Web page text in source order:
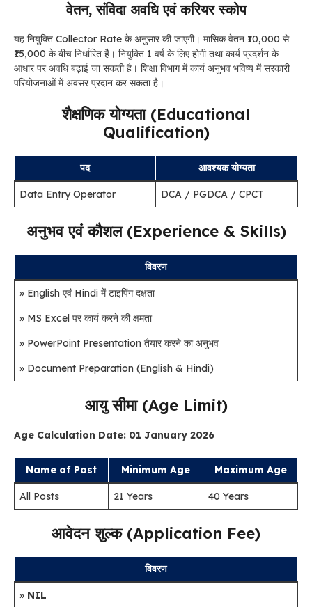
वेतन, संविदा अवधि एवं करियर स्कोप
यह नियुक्ति Collector Rate के अनुसार की जाएगी। मासिक वेतन ₹10,000 से
₹15,000 के बीच निर्धारित है। नियुक्ति 1 वर्ष के लिए होगी तथा कार्य प्रदर्शन के
आधार पर अवधि बढ़ाई जा सकती है। शिक्षा विभाग में कार्य अनुभव भविष्य में सरकारी
परियोजनाओं में अवसर प्रदान कर सकता है।
शैक्षणिक योग्यता (Educational
Qualification)
पद आवश्यक योग्यता
Data Entry Operator DCA / PGDCA / CPCT
अनुभव एवं कौशल (Experience & Skills)
विवरण
» English एवं Hindi में टाइपिंग दक्षता
» MS Excel पर कार्य करने की क्षमता
» PowerPoint Presentation तैयार करने का अनुभव
» Document Preparation (English & Hindi)
आयु सीमा (Age Limit)
Age Calculation Date: 01 January 2026
Name of Post Minimum Age Maximum Age
All Posts 21 Years 40 Years
आवेदन शुल्क (Application Fee)
विवरण
» NIL